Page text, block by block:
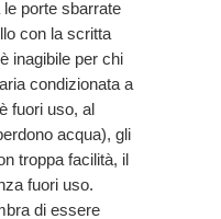
porte sbarrate
con la scritta
inagibile per chi
condizionata a
fuori uso, al
acqua), gli
troppa facilità, il
fuori uso.
di essere